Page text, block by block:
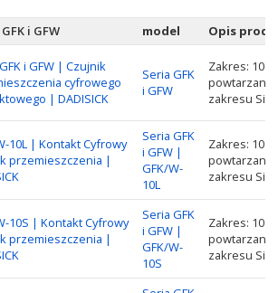
i GFW model Opis
i GFW | Czujnik
cyfrowego
| DADISICK
Seria GFK
i GFW
Zakres: 10
zakresu
10L | Kontakt Cyfrowy
przemieszczenia |
Seria GFK
i GFW |
GFK/W-
10L
Zakres: 10
zakresu
10S | Kontakt Cyfrowy
przemieszczenia |
Seria GFK
i GFW |
GFK/W-
10S
Zakres: 10
zakresu